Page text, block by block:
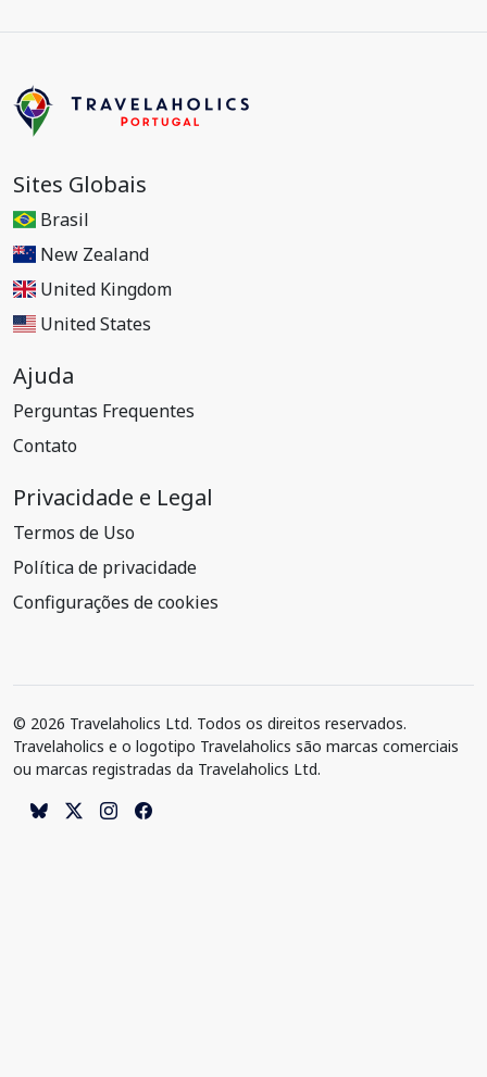
Sites Globais
Brasil
New Zealand
United Kingdom
United States
Ajuda
Perguntas Frequentes
Contato
Privacidade e Legal
Termos de Uso
Política de privacidade
Configurações de cookies
© 2026 Travelaholics Ltd. Todos os direitos reservados.
Travelaholics e o logotipo Travelaholics são marcas comerciais
ou marcas registradas da Travelaholics Ltd.